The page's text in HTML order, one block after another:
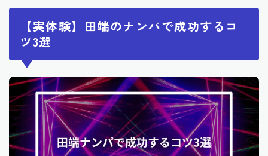
【実体験】田端のナンパで成功するコ
ツ3選